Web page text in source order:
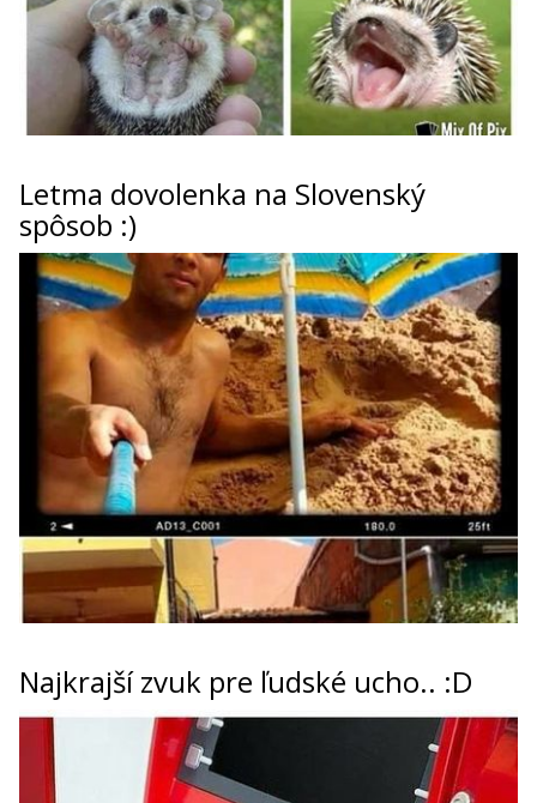
Letma dovolenka na Slovenský
spôsob :)
Najkrajší zvuk pre ľudské ucho.. :D